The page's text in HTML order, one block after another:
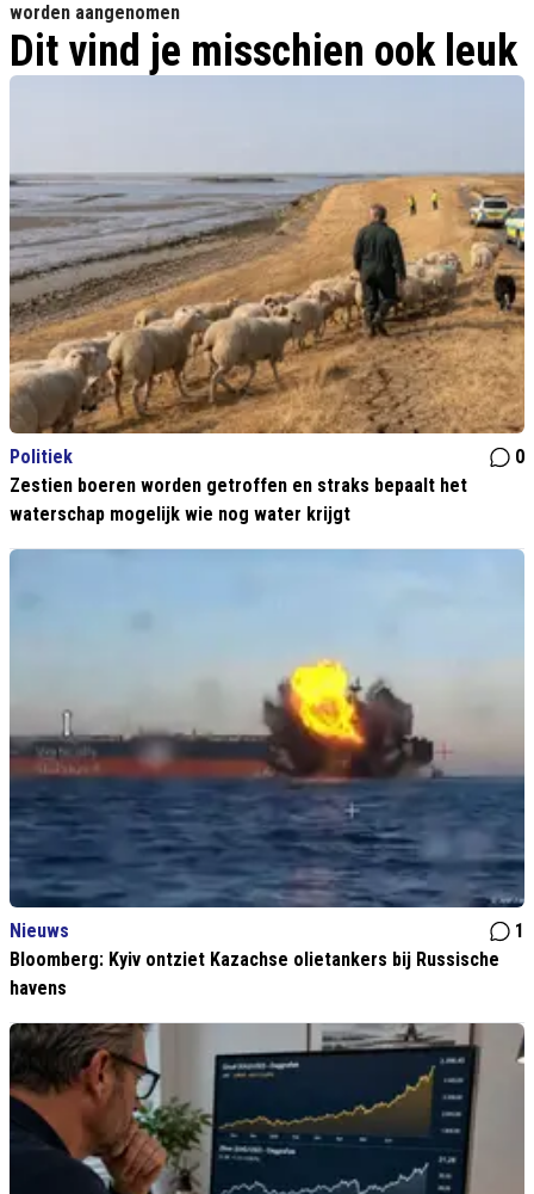
worden aangenomen
Dit vind je misschien ook leuk
Politiek
0
Zestien boeren worden getroffen en straks bepaalt het
waterschap mogelijk wie nog water krijgt
Nieuws
1
Bloomberg: Kyiv ontziet Kazachse olietankers bij Russische
havens